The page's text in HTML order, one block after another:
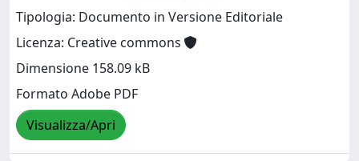
Tipologia: Documento in Versione Editoriale
Licenza: Creative commons
Dimensione 158.09 kB
Formato Adobe PDF
Visualizza/Apri